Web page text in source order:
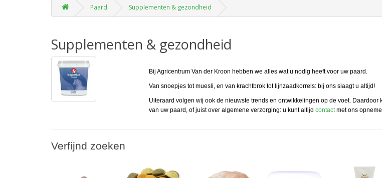
Paard Supplementen & gezondheid
Supplementen & gezondheid
Bij Agricentrum Van der Kroon hebben we alles wat u nodig heeft voor uw paard.
Van snoepjes tot muesli, en van krachtbrok tot lijnzaadkorrels: bij ons slaagt u altijd!
Uiteraard volgen wij ook de nieuwste trends en ontwikkelingen op de voet.
van uw paard, of juist over algemene verzorging: u kunt altijd contactmet ons
Verfijnd zoeken